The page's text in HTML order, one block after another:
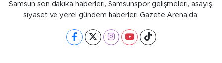
Samsun son dakika haberleri, Samsunspor gelişmeleri, asayiş,
siyaset ve yerel gündem haberleri Gazete Arena’da.